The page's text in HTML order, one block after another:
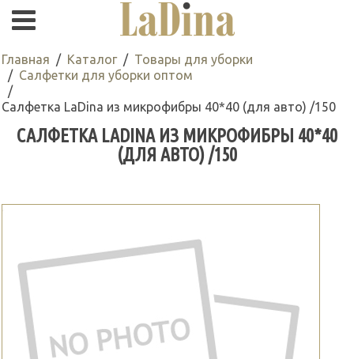
Главная Каталог
Товары для уборки
Салфетки для уборки оптом
Салфетка LaDina из микрофибры 40*40 (для авто) /150
САЛФЕТКА LADINA ИЗ МИКРОФИБРЫ 40*40
(ДЛЯ АВТО) /150